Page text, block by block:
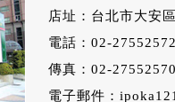
店址：台北市大安
電話：02-
傳真：02-
電子郵件：